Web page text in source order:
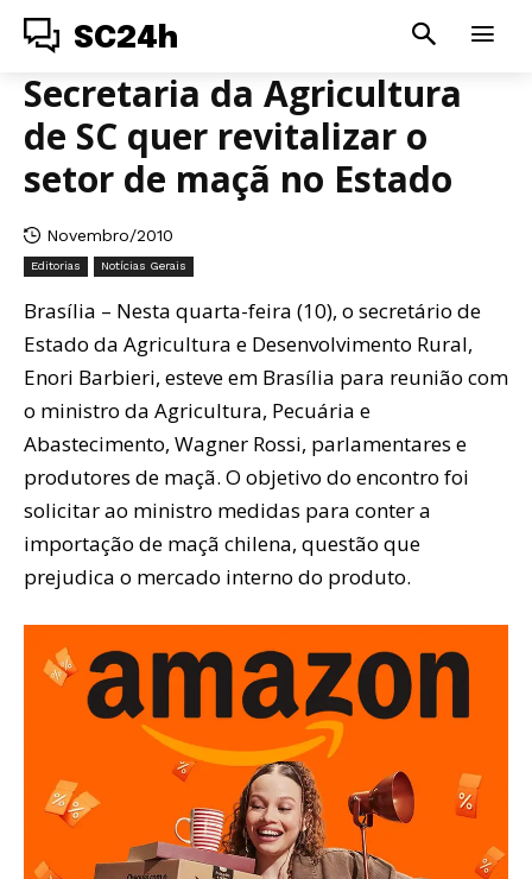
SC24h
Secretaria da Agricultura
de SC quer revitalizar o
setor de maçã no Estado
Novembro/2010
Editorias Notícias Gerais
Brasília – Nesta quarta-feira (10), o secretário de
Estado da Agricultura e Desenvolvimento Rural,
Enori Barbieri, esteve em Brasília para reunião com
o ministro da Agricultura, Pecuária e
Abastecimento, Wagner Rossi, parlamentares e
produtores de maçã. O objetivo do encontro foi
solicitar ao ministro medidas para conter a
importação de maçã chilena, questão que
prejudica o mercado interno do produto.